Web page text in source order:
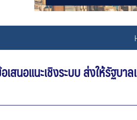
สนอแนะเชิงระบบ ส่งให้รัฐ